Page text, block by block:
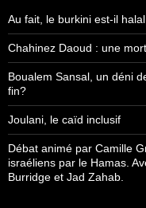
Au fait, le burkini est-il
Chahinez Daoud : une
Boualem Sansal, un déni
fin?
Joulani, le caïd inclusif
Débat animé par Camille
israéliens par le Hamas.
Burridge et Jad Zahab.